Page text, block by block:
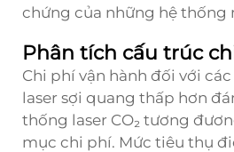
chứng của những hệ thống
Phân tích cấu trúc
Chi phí vận hành đối với
laser sợi quang thấp hơn
thống laser CO₂ tương
mục chi phí. Mức tiêu thụ